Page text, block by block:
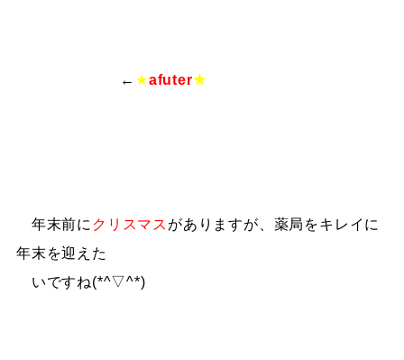
← ★afuter★
年末前に クリスマス がありますが、薬局をキレイに
年末を迎えた
いですね(*^▽^*)